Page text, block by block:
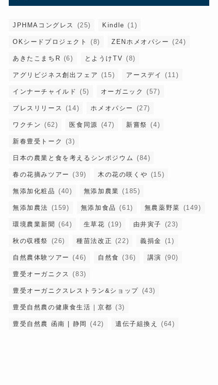
JPHMAコングレス (25) Kindle (1)
OKシードプロジェクト (8) ZENホメオパシー (24)
あきたこまちR (6) とようけTV (8)
アグリビジネス創出フェア (15) アースデイ (11)
インナーチャイルド (5) オーガニック (57)
プレスリリース (14) ホメオパシー (27)
ワクチン (62) 医食同源 (47) 新嘗祭 (4)
新春豊受トーク (3)
日本の農業と食を考えるシンポジウム (84)
春の花摘みツアー (39) 木の花の咲くや (15)
無添加化粧品 (40) 無添加農業 (185)
無添加農法 (159) 無添加食品 (61) 無農薬野菜 (149)
環境農業新聞 (64) 生草花 (19) 由井寅子 (23)
秋の収穫祭 (26) 種苗法改正 (22) 義捐金 (1)
自然農体験ツアー (46) 自然食 (36) 講演 (90)
豊受オーガニクス (83)
豊受オーガニクスレストラン&ショップ (43)
豊受自然農の健康食生活｜京都 (3)
豊受自然農 函南 | 静岡 (42) 遺伝子組換え (64)